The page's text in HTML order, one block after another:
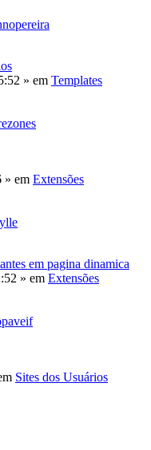
» em Templates
» em Extensões
em pagina dinamica
» em Extensões
Sites dos Usuários